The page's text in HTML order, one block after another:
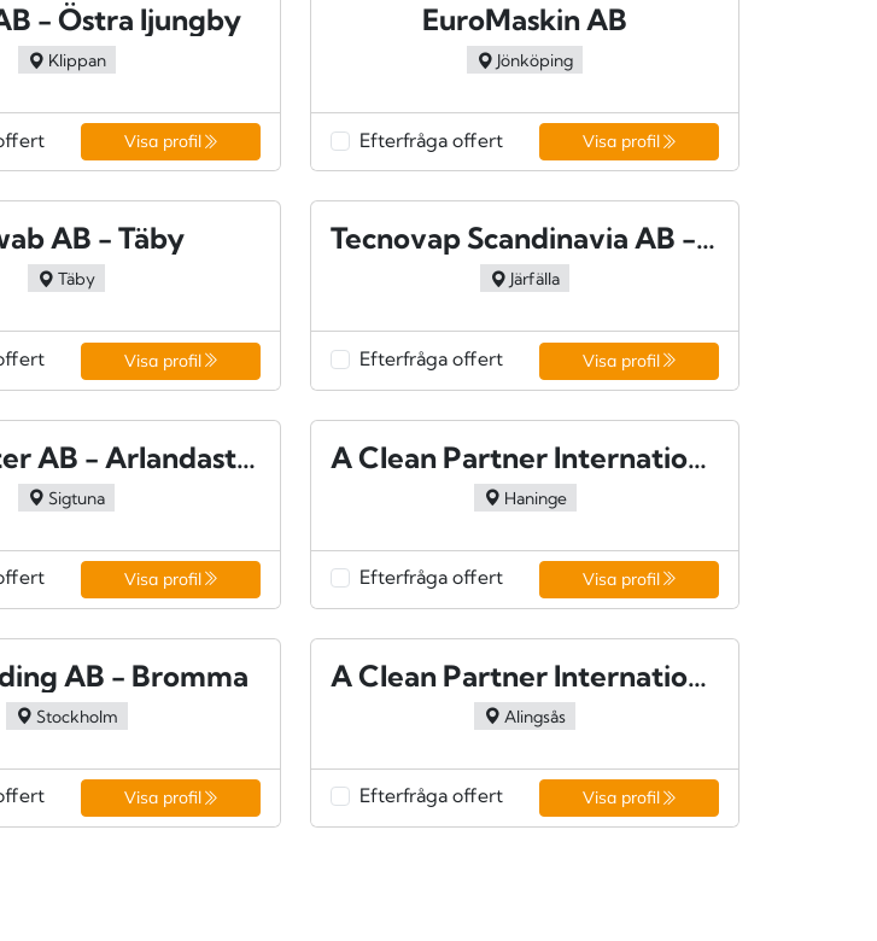
- Östra ljungby
Klippan
Visa profil
EuroMaskin AB
Jönköping
Efterfråga offert Visa profil
AB - Täby
Täby
Visa profil
Tecnovap Scandinavia AB - Järfälla
Järfälla
Efterfråga offert Visa profil
Msb Center AB - Arlandastad
Sigtuna
Visa profil
A Clean Partner International AB - Handen
Haninge
Efterfråga offert Visa profil
AB - Bromma
Stockholm
Visa profil
A Clean Partner International AB - Alingsås
Alingsås
Efterfråga offert Visa profil